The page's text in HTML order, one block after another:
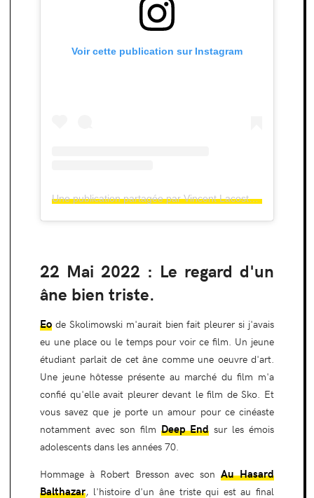
Voir cette publication sur Instagram
Une publication partagée par Vincent Lacoste (@vincentlacoste)
22 Mai 2022 : Le regard d'un
âne bien triste.
Eo de Skolimowski m'aurait bien fait pleurer si j'avais
eu une place ou le temps pour voir ce film. Un jeune
étudiant parlait de cet âne comme une oeuvre d'art.
Une jeune hôtesse présente au marché du film m'a
confié qu'elle avait pleurer devant le film de Sko. Et
vous savez que je porte un amour pour ce cinéaste
notamment avec son film Deep End sur les émois
adolescents dans les années 70.
Hommage à Robert Bresson avec sonAu Hasard
Balthazar, l'histoire d'un âne triste qui est au final